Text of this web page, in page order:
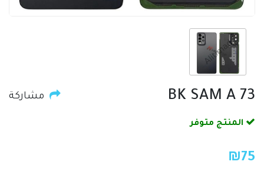
BK SAM A 73 مشاركة
المنتج متوفر
₪75